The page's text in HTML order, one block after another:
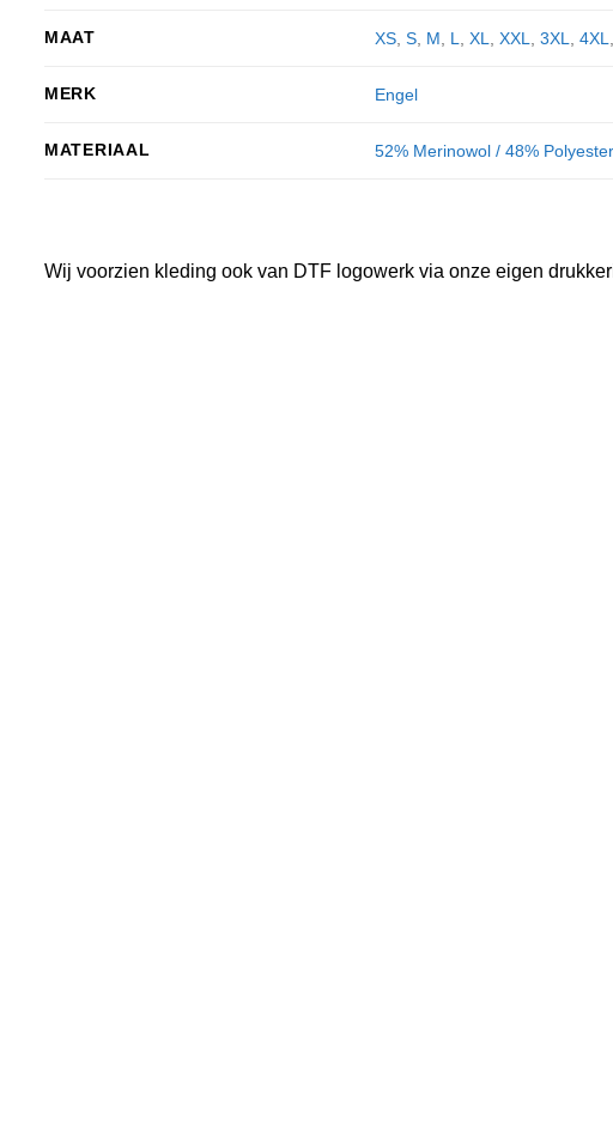
MAAT XS ,S M L ,XL ,XXL ,3XL ,4XL
MERK Engel
MATERIAAL 52% Merinowol / 48%
Wij voorzien kleding ook van DTF logowerk via onze eigen